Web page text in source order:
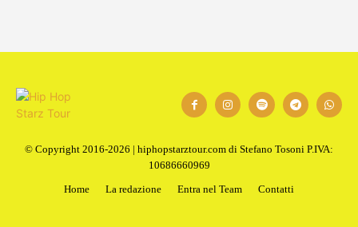
© Copyright 2016-2026 | hiphopstarztour.com di Stefano Tosoni P.IVA:
10686660969
Home
La redazione Entra nel Team Contatti